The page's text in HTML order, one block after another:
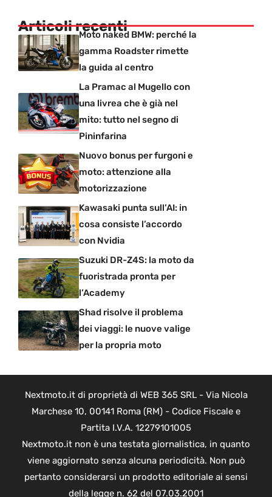
Articoli recentiMoto naked BMW: perché la
gamma Roadster rimette
la guida al centro
La Pramac al Mugello con
una livrea che è già nel
mito: tutto nel segno di
Pininfarina
Nuovo bonus per furgoni e
moto: attenzione alla
motorizzazione
Kawasaki punta sull’AI: in
cosa consiste l’accordo
con Nvidia
Suzuki DR-Z4S: la moto da
fuoristrada pronta per
l’Academy
Shad risolve il problema
dei viaggi: le nuove valige
per la propria moto
Nextmoto.it di proprietà di WEB 365 SRL - Via Nicola
Marchese 10, 00141 Roma (RM) - Codice Fiscale e
Partita I.V.A. 12279101005
Nextmoto.it non è una testata giornalistica, in quanto
viene aggiornato senza alcuna periodicità. Non può
pertanto considerarsi un prodotto editoriale ai sensi
della legge n. 62 del 07.03.2001